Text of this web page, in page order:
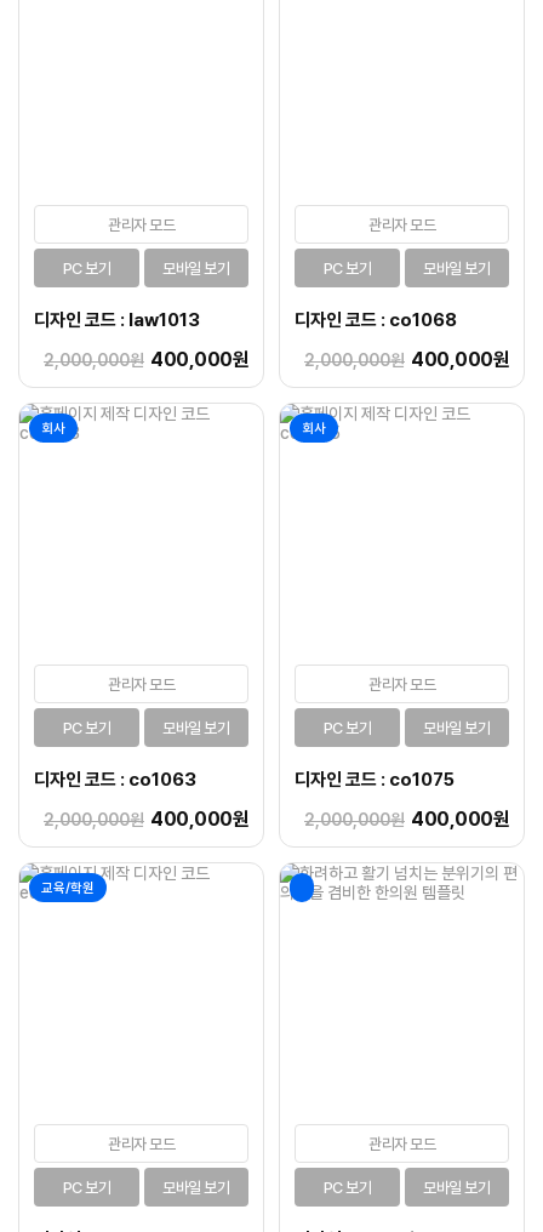
관리자 모드
PC 보기 모바일 보기
디자인 코드 : law1013
2,000,000원 400,000원
관리자 모드
PC 보기 모바일 보기
디자인 코드 : co1068
2,000,000원 400,000원
회사
관리자 모드
PC 보기 모바일 보기
디자인 코드 : co1063
2,000,000원 400,000원
회사
관리자 모드
PC 보기 모바일 보기
디자인 코드 : co1075
2,000,000원 400,000원
교육/학원
관리자 모드
PC 보기 모바일 보기
관리자 모드
PC 보기 모바일 보기